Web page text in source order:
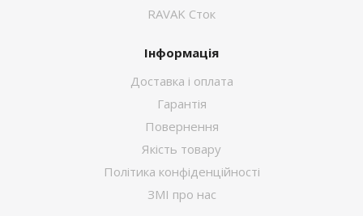
RAVAK Сток
Інформація
Доставка і оплата
Гарантія
Повернення
Якість товару
Політика конфіденційності
ЗМІ про нас